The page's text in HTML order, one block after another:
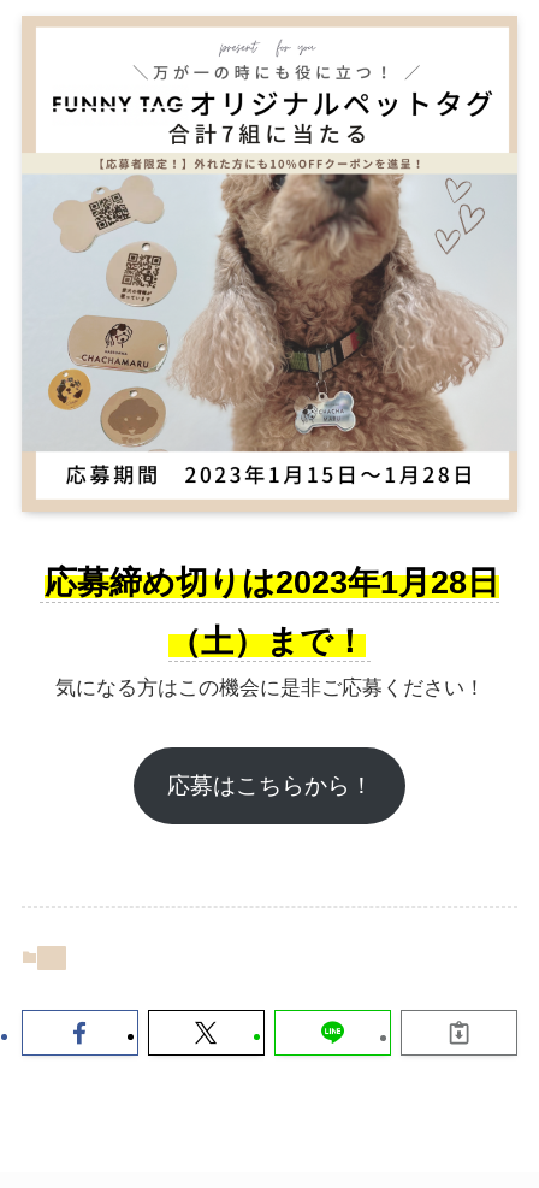
応募締め切りは2023年1月28日
（土）まで！
気になる方はこの機会に是非ご応募ください！
応募はこちらから！